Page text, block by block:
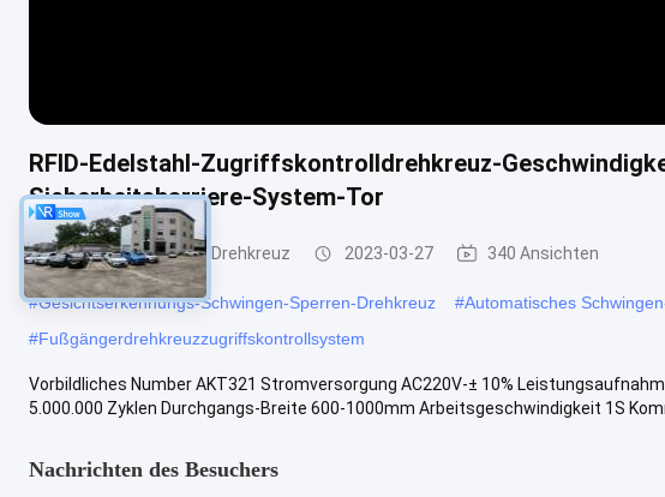
RFID-Edelstahl-Zugriffskontrolldrehkreuz-
Sicherheitsbarriere-System-Tor
Schwingen-Sperren-Drehkreuz 2023-03-27 340 Ansichten
#Gesichtserkennungs-Schwingen-Sperren-Drehkreuz #Automatisches
#Fußgängerdrehkreuzzugriffskontrollsystem
Vorbildliches Number AKT321 Stromversorgung AC220V-± 10%
5.000.000 Zyklen Durchgangs-Breite 600-1000mm Arbeitsgeschwindigkeit 1S
Nachrichten des Besuchers